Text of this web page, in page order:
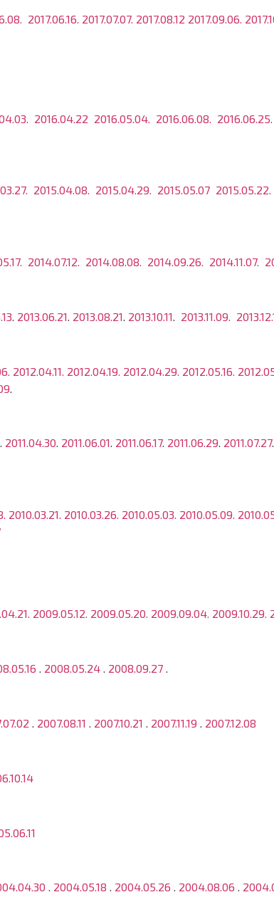
2017.06.16. 2017.07.07. 2017.08.12 2017.09.06.
2016.04.22 2016.05.04. 2016.06.08. 2016.06.25.
2015.04.08. 2015.04.29. 2015.05.07 2015.05.22.
2014.07.12. 2014.08.08. 2014.09.26. 2014.11.07.
. 2013.06.21. 2013.08.21. 2013.10.11. 2013.11.09.
2012.04.11. 2012.04.19. 2012.04.29. 2012.05.16.
. 2011.04.30. 2011.06.01. 2011.06.17. 2011.06.29. 2011.07.27.
2010.03.21. 2010.03.26. 2010.05.03. 2010.05.09.
2009.05.12. 2009.05.20. 2009.09.04. 2009.10.29.
. 2008.05.24 . 2008.09.27 .
. 2007.08.11 . 2007.10.21 . 2007.11.19 . 2007.12.08
. 2004.05.18 . 2004.05.26 . 2004.08.06 .